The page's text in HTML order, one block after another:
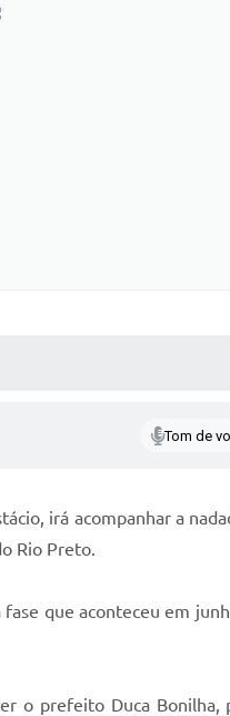
Tom de
irá acompanhar a
Rio Preto.
que aconteceu em
o prefeito Duca